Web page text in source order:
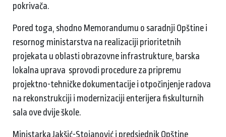
pokrivača.
Pored toga, shodno Memorandumu o saradnji Opštine i
resornog ministarstva na realizaciji prioritetnih
projekata u oblasti obrazovne infrastrukture, barska
lokalna uprava sprovodi procedure za pripremu
projektno-tehničke dokumentacije i otpočinjenje radova
na rekonstrukciji i modernizaciji enterijera fiskulturnih
sala ove dvije škole.
Ministarka Jakšić-Stojanović i predsjednik Opštine